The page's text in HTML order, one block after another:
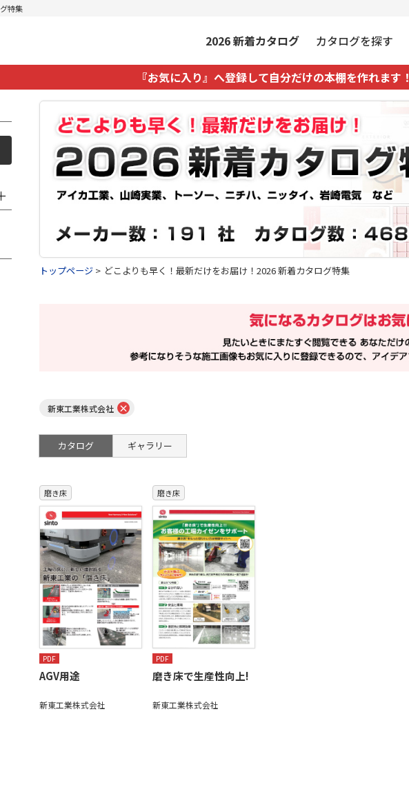
特集
2026新着カタログ カタログを探す
トップページ どこよりも早く！最新だけをお届け！2026 新着カタログ特集
新東工業株式会社 ×
カタログ ギャラリー
磨き床
PDF
AGV用途
新東工業株式会社
磨き床
PDF
磨き床で生産性向上!
新東工業株式会社
『お気に入り』へ登録して自分だけの本棚を作れます！